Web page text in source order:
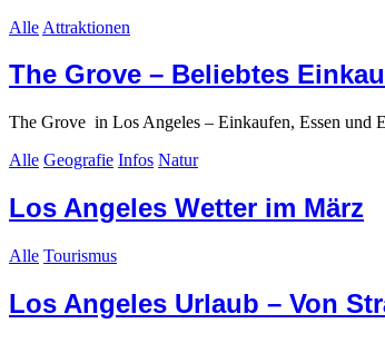
Search
Alle Attraktionen
The Grove – Beliebtes
The Grove in Los Angeles – Einkaufen, Essen und
Alle Geografie Infos Natur
Los Angeles Wetter im März
Alle Tourismus
Los Angeles Urlaub – Von